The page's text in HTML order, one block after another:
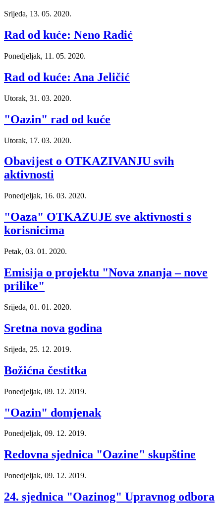
Srijeda, 13. 05. 2020.
Rad od kuće: Neno Radić
Ponedjeljak, 11. 05. 2020.
Rad od kuće: Ana Jeličić
Utorak, 31. 03. 2020.
"Oazin" rad od kuće
Utorak, 17. 03. 2020.
Obavijest o OTKAZIVANJU svih
aktivnosti
Ponedjeljak, 16. 03. 2020.
"Oaza" OTKAZUJE sve aktivnosti s
korisnicima
Petak, 03. 01. 2020.
Emisija o projektu "Nova znanja – nove
prilike"
Srijeda, 01. 01. 2020.
Sretna nova godina
Srijeda, 25. 12. 2019.
Božićna čestitka
Ponedjeljak, 09. 12. 2019.
"Oazin" domjenak
Ponedjeljak, 09. 12. 2019.
Redovna sjednica "Oazine" skupštine
Ponedjeljak, 09. 12. 2019.
24. sjednica "Oazinog" Upravnog odbora